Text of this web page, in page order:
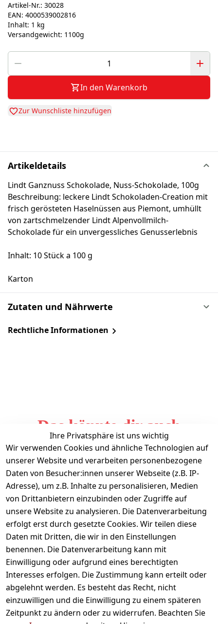
Artikel-Nr.: 30028
EAN: 4000539002816
Inhalt: 1 kg
Versandgewicht: 1100g
In den Warenkorb
Zur Wunschliste hinzufügen
Artikeldetails
Lindt Ganznuss Schokolade, Nuss-Schokolade, 100g
Beschreibung: leckere Lindt Schokoladen-Creation mit
frisch gerösteten Haselnüssen aus Piemont, umhüllt
von zartschmelzender Lindt Alpenvollmilch-
Schokolade für ein unvergessliches Genusserlebnis
Inhalt: 10 Stück a 100 g
Karton
Zutaten und Nährwerte
Rechtliche Informationen
Das könnte dir auch
gefallen
Ihre Privatsphäre ist uns wichtig
Wir verwenden Cookies und ähnliche Technologien auf
unserer Website und verarbeiten personenbezogene
Daten von Besucher:innen unserer Webseite (z.B. IP-
Adresse), um z.B. Inhalte zu personalisieren, Medien
von Drittanbietern einzubinden oder Zugriffe auf
unsere Website zu analysieren. Die Datenverarbeitung
erfolgt erst durch gesetzte Cookies. Wir teilen diese
Daten mit Dritten, die wir in den Einstellungen
benennen. Die Datenverarbeitung kann mit
Einwilligung oder aufgrund eines berechtigten
Interesses erfolgen. Die Zustimmung kann erteilt oder
abgelehnt werden. Es besteht das Recht, nicht
einzuwilligen und die Einwilligung zu einem späteren
Zeitpunkt zu ändern oder zu widerrufen. Beachten Sie
Informationen
Mein Konto
Vertrag widerrufen